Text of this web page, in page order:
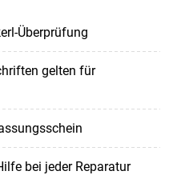
Überprüfung
gelten für
bei jeder Reparatur